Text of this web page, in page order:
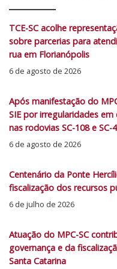
TCE-SC acolhe
sobre parcerias para
rua em Florianópolis
6 de agosto de 2026
Após manifestação do
SIE por irregularidades
nas rodovias SC-108 e SC-
6 de agosto de 2026
Centenário da Ponte
fiscalização dos recursos
6 de julho de 2026
Atuação do MPC-SC
governança e da
Santa Catarina